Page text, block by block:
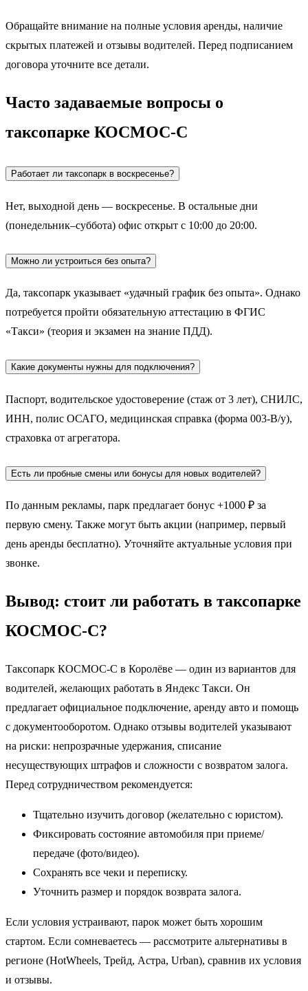
Обращайте внимание на полные условия аренды, наличие
скрытых платежей и отзывы водителей. Перед подписанием
договора уточните все детали.
Часто задаваемые вопросы о
таксопарке КОСМОС-С
Работает ли таксопарк в воскресенье?
Нет, выходной день — воскресенье. В остальные дни
(понедельник–суббота) офис открыт с 10:00 до 20:00.
Можно ли устроиться без опыта?
Да, таксопарк указывает «удачный график без опыта». Однако
потребуется пройти обязательную аттестацию в ФГИС
«Такси» (теория и экзамен на знание ПДД).
Какие документы нужны для подключения?
Паспорт, водительское удостоверение (стаж от 3 лет), СНИЛС,
ИНН, полис ОСАГО, медицинская справка (форма 003-В/у),
страховка от агрегатора.
Есть ли пробные смены или бонусы для новых водителей?
По данным рекламы, парк предлагает бонус +1000 ₽ за
первую смену. Также могут быть акции (например, первый
день аренды бесплатно). Уточняйте актуальные условия при
звонке.
Вывод: стоит ли работать в таксопарке
КОСМОС-С?
Таксопарк КОСМОС-С в Королёве — один из вариантов для
водителей, желающих работать в Яндекс Такси. Он
предлагает официальное подключение, аренду авто и помощь
с документооборотом. Однако отзывы водителей указывают
на риски: непрозрачные удержания, списание
несуществующих штрафов и сложности с возвратом залога.
Перед сотрудничеством рекомендуется:
Тщательно изучить договор (желательно с юристом).
Фиксировать состояние автомобиля при приеме/
передаче (фото/видео).
Сохранять все чеки и переписку.
Уточнить размер и порядок возврата залога.
Если условия устраивают, парок может быть хорошим
стартом. Если сомневаетесь — рассмотрите альтернативы в
регионе (HotWheels, Трейд, Астра, Urban), сравнив их условия
и отзывы.